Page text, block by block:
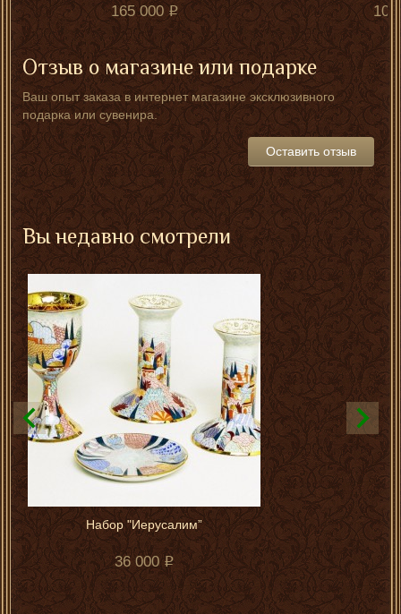
165 000
Отзыв о магазине или подарке
Ваш опыт заказа в интернет магазине эксклюзивного
подарка или сувенира.
Оставить отзыв
Вы недавно смотрели
Набор "Иерусалим”
36 000